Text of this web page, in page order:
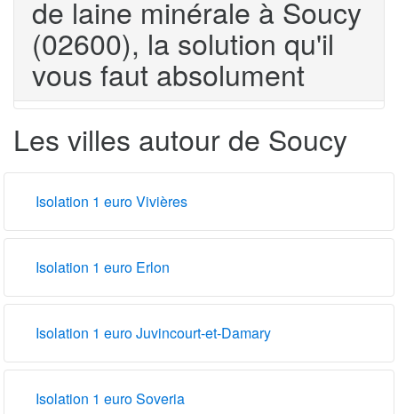
de laine minérale à Soucy
(02600), la solution qu'il
vous faut absolument
Les villes autour de Soucy
Isolation 1 euro Vivières
Isolation 1 euro Erlon
Isolation 1 euro Juvincourt-et-Damary
Isolation 1 euro Soveria